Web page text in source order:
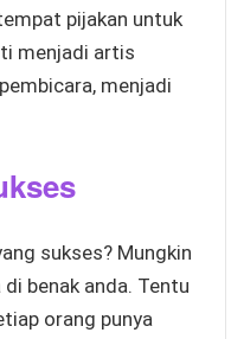
pijakan untuk
menjadi artis
menjadi
sukses? Mungkin
benak anda. Tentu
orang punya